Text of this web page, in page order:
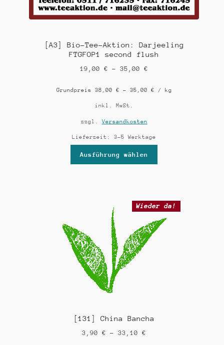
[A3] Bio-Tee-Aktion: Darjeeling
FTGFOP1 second flush
19,00 € – 35,00 €
Grundpreis 38,00 € – 35,00 € / kg
inkl. MwSt.
zzgl.Versandkosten
Lieferzeit: 3-5 Werktage
Ausführung wählen
Wieder da!
[131] China Bancha
3,90 € – 33,10 €